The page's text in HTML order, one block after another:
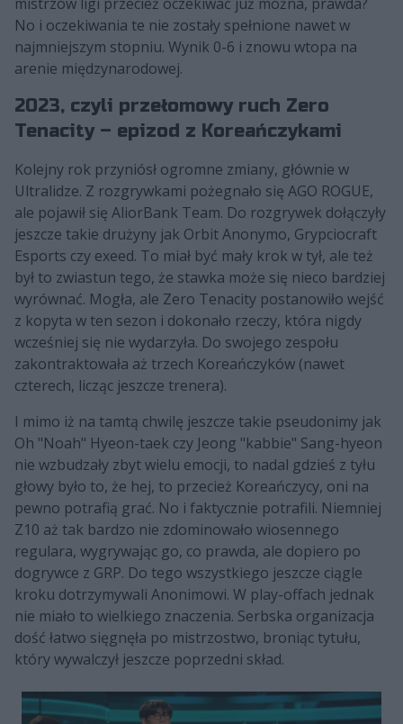
No i oczekiwania te nie zostały spełnione nawet w
najmniejszym stopniu. Wynik 0-6 i znowu wtopa na
arenie międzynarodowej.
2023, czyli przełomowy ruch Zero
Tenacity – epizod z Koreańczykami
Kolejny rok przyniósł ogromne zmiany, głównie w
Ultralidze. Z rozgrywkami pożegnało się AGO ROGUE,
ale pojawił się AliorBank Team. Do rozgrywek dołączyły
jeszcze takie drużyny jak Orbit Anonymo, Grypciocraft
Esports czy exeed. To miał być mały krok w tył, ale też
był to zwiastun tego, że stawka może się nieco bardziej
wyrównać. Mogła, ale Zero Tenacity postanowiło wejść
z kopyta w ten sezon i dokonało rzeczy, która nigdy
wcześniej się nie wydarzyła. Do swojego zespołu
zakontraktowała aż trzech Koreańczyków (nawet
czterech, licząc jeszcze trenera).
I mimo iż na tamtą chwilę jeszcze takie pseudonimy jak
Oh "Noah" Hyeon-taek czy Jeong "kabbie" Sang-hyeon
nie wzbudzały zbyt wielu emocji, to nadal gdzieś z tyłu
głowy było to, że hej, to przecież Koreańczycy, oni na
pewno potrafią grać. No i faktycznie potrafili. Niemniej
Z10 aż tak bardzo nie zdominowało wiosennego
regulara, wygrywając go, co prawda, ale dopiero po
dogrywce z GRP. Do tego wszystkiego jeszcze ciągle
kroku dotrzymywali Anonimowi. W play-offach jednak
nie miało to wielkiego znaczenia. Serbska organizacja
dość łatwo sięgnęła po mistrzostwo, broniąc tytułu,
który wywalczył jeszcze poprzedni skład.